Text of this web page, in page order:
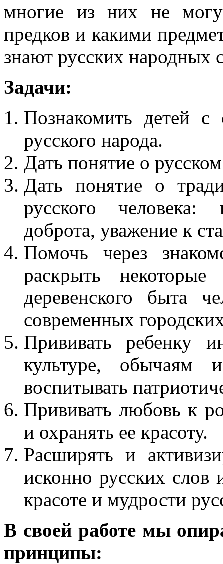
многие из них не
предков и какими
знают русских народных
Задачи:
Познакомить детей
русского народа.
Дать понятие о
Дать понятие о
русского человека:
доброта, уважение к
Помочь через
раскрыть
деревенского быта
современных
Прививать ребенку
культуре, обычаям
воспитывать
Прививать любовь к
и охранять ее красоту.
Расширять и
исконно русских слов
красоте и мудрости
В своей работе мы
принципы: